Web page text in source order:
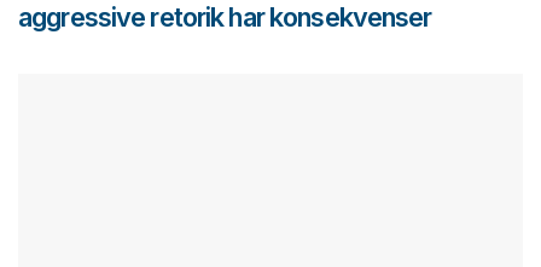
aggressive retorik har konsekvenser